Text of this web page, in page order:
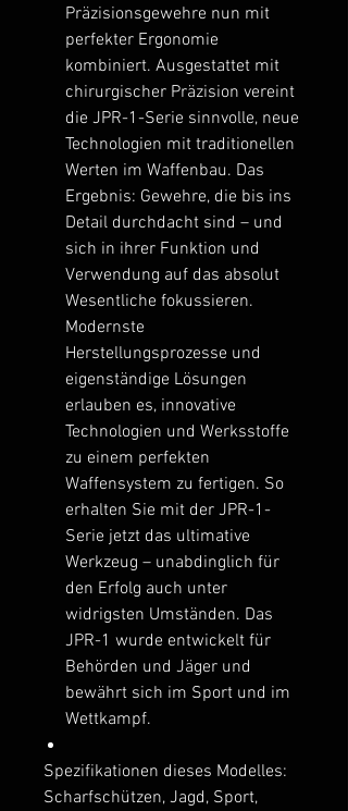
Präzisionsgewehre nun mit
perfekter Ergonomie
kombiniert. Ausgestattet mit
chirurgischer Präzision vereint
die JPR-1-Serie sinnvolle, neue
Technologien mit traditionellen
Werten im Waffenbau. Das
Ergebnis: Gewehre, die bis ins
Detail durchdacht sind – und
sich in ihrer Funktion und
Verwendung auf das absolut
Wesentliche fokussieren.
Modernste
Herstellungsprozesse und
eigenständige Lösungen
erlauben es, innovative
Technologien und Werksstoffe
zu einem perfekten
Waffensystem zu fertigen. So
erhalten Sie mit der JPR-1-
Serie jetzt das ultimative
Werkzeug – unabdinglich für
den Erfolg auch unter
widrigsten Umständen. Das
JPR-1 wurde entwickelt für
Behörden und Jäger und
bewährt sich im Sport und im
Wettkampf.
Spezifikationen dieses Modelles:
Scharfschützen, Jagd, Sport,